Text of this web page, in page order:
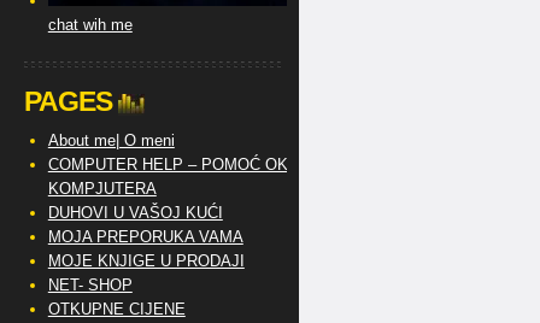
chat wih me
PAGES
About me| O meni
COMPUTER HELP – POMOĆ OKO
KOMPJUTERA
DUHOVI U VAŠOJ KUĆI
MOJA PREPORUKA VAMA
MOJE KNJIGE U PRODAJI
NET- SHOP
OTKUPNE CIJENE